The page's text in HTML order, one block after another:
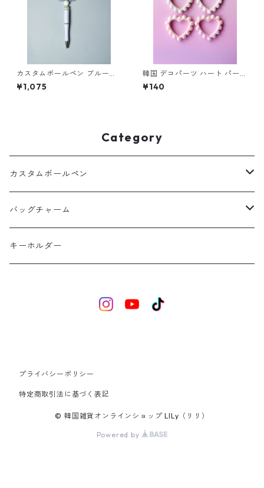
カスタムボールペン ブルーハ
ート
¥1,075
韓国 デコパーツ ハート パール
オーロラ ビーズ カスタムペン
用 1個
¥140
Category
カスタムボールペン
ボールペン
ビーズ・パーツ
バッグチャーム
ハート
リップケース
キーホルダー
プライバシーポリシー
特定商取引法に基づく表記
© 韓国雑貨オンラインショップ LILy（リリ）
Powered by